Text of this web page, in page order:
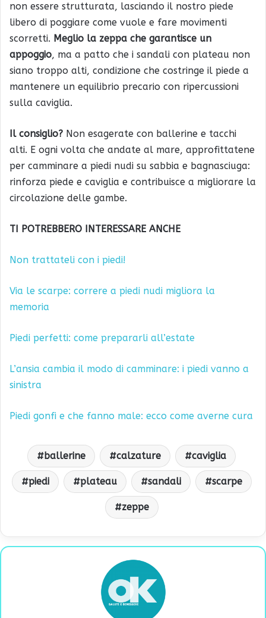
non essere strutturata, lasciando il nostro piede
libero di poggiare come vuole e fare movimenti
scorretti. Meglio la zeppa che garantisce un
appoggio, ma a patto che i sandali con plateau non
siano troppo alti, condizione che costringe il piede a
mantenere un equilibrio precario con ripercussioni
sulla caviglia.
Il consiglio? Non esagerate con ballerine e tacchi
alti. E ogni volta che andate al mare, approfittatene
per camminare a piedi nudi su sabbia e bagnasciuga:
rinforza piede e caviglia e contribuisce a migliorare la
circolazione delle gambe.
TI POTREBBERO INTERESSARE ANCHE
Non trattateli con i piedi!
Via le scarpe: correre a piedi nudi migliora la
memoria
Piedi perfetti: come prepararli all’estate
L’ansia cambia il modo di camminare: i piedi vanno a
sinistra
Piedi gonfi e che fanno male: ecco come averne cura
ballerine calzature caviglia
piedi plateau sandali scarpe
zeppe